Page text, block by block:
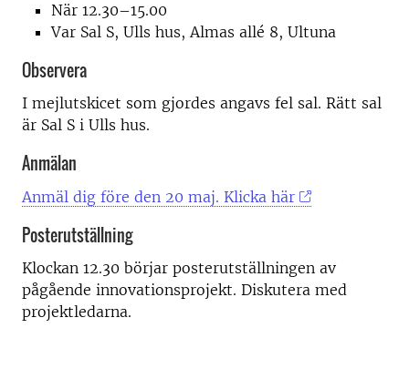
När 12.30–15.00
Var Sal S, Ulls hus, Almas allé 8, Ultuna
Observera
I mejlutskicet som gjordes angavs fel sal. Rätt sal
är Sal S i Ulls hus.
Anmälan
Anmäl dig före den 20 maj. Klicka här
Posterutställning
Klockan 12.30 börjar posterutställningen av
pågående innovationsprojekt. Diskutera med
projektledarna.